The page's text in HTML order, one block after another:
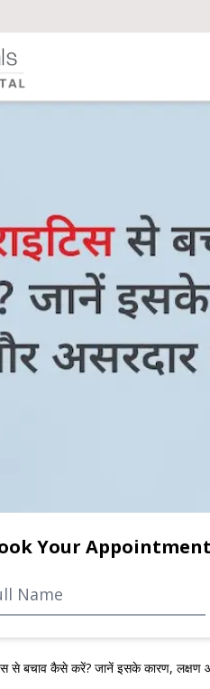
Your Appointment
से बचाव कैसे करें? जानें इसके कारण, लक्षण